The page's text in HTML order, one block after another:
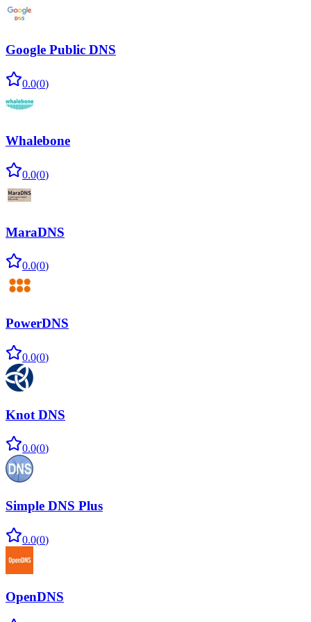
Google Public DNS
0.0(0)
Whalebone
0.0(0)
MaraDNS
0.0(0)
PowerDNS
0.0(0)
Knot DNS
0.0(0)
Simple DNS Plus
0.0(0)
OpenDNS